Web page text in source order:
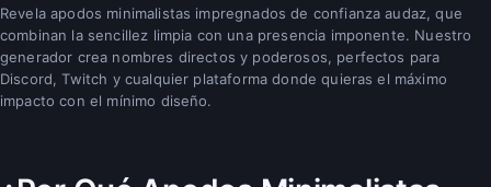
Revela apodos minimalistas impregnados de confianza audaz, que
combinan la sencillez limpia con una presencia imponente. Nuestro
generador crea nombres directos y poderosos, perfectos para
Discord, Twitch y cualquier plataforma donde quieras el máximo
impacto con el mínimo diseño.